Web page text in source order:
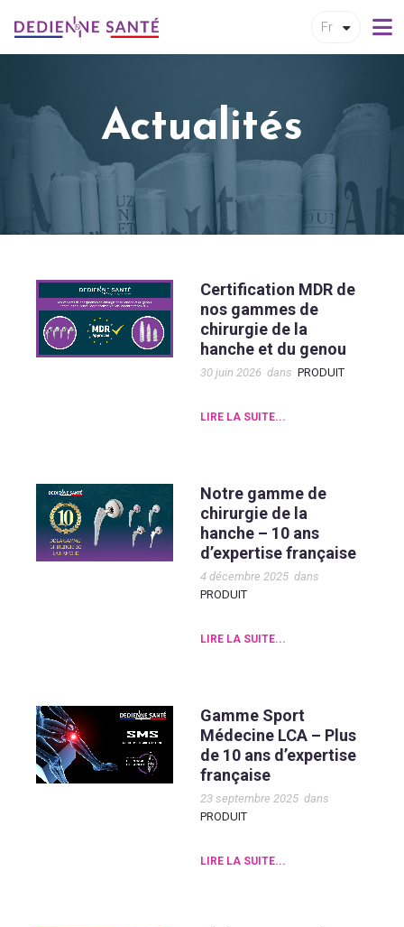
Fr
Actualités
Certification MDR de
nos gammes de
chirurgie de la
hanche et du genou
30 juin 2026 dans PRODUIT
LIRE LA SUITE...
Notre gamme de
chirurgie de la
hanche – 10 ans
d’expertise française
4 décembre 2025 dans
PRODUIT
LIRE LA SUITE...
Gamme Sport
Médecine LCA – Plus
de 10 ans d’expertise
française
23 septembre 2025 dans
PRODUIT
LIRE LA SUITE...